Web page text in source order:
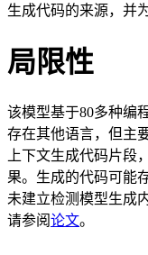
生成代码的来源，并
局限性
该模型基于80多种编
存在其他语言，但主
上下文生成代码片段
果。生成的代码可能
未建立检测模型生成
请参阅论文。